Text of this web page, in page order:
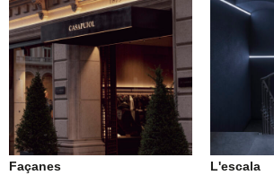
Façanes L'escala